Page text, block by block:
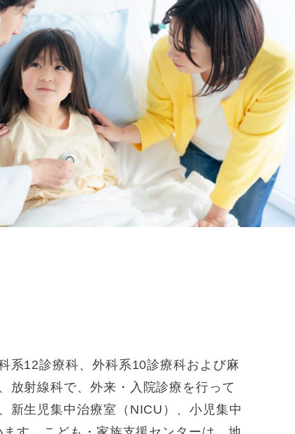
系12診療科、外科系10診療科および麻
放射線科で、外来・入院診療を行って
新生児集中治療室（NICU）、小児集中